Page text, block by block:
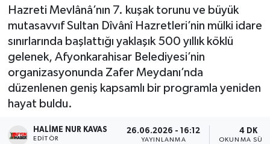
Hazreti Mevlânâ’nın 7. kuşak torunu ve büyük
mutasavvıf Sultan Dîvânî Hazretleri’nin mülki idare
sınırlarında başlattığı yaklaşık 500 yıllık köklü
gelenek, Afyonkarahisar Belediyesi’nin
organizasyonunda Zafer Meydanı’nda
düzenlenen geniş kapsamlı bir programla yeniden
hayat buldu.
HALIME NUR KAVAS
EDITÖR
26.06.2026 - 16:12
YAYINLANMA
4 DK
OKUNMA
Sivil Toplum
Ekonomi
Magazin